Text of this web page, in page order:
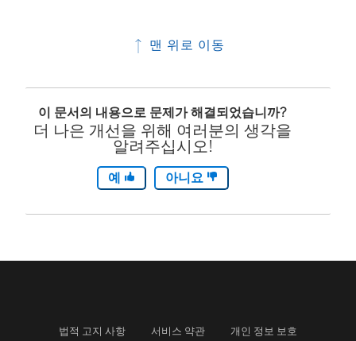
맨 위로 이동
이 문서의 내용으로 문제가 해결되었습니까?
더 나은 개선을 위해 여러분의 생각을
알려주십시오!
예 아니요
법적 고지 사항 서비스 약관 개인 정보 보호